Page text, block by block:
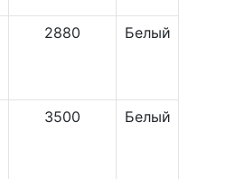
2880 Белый
3500 Белый